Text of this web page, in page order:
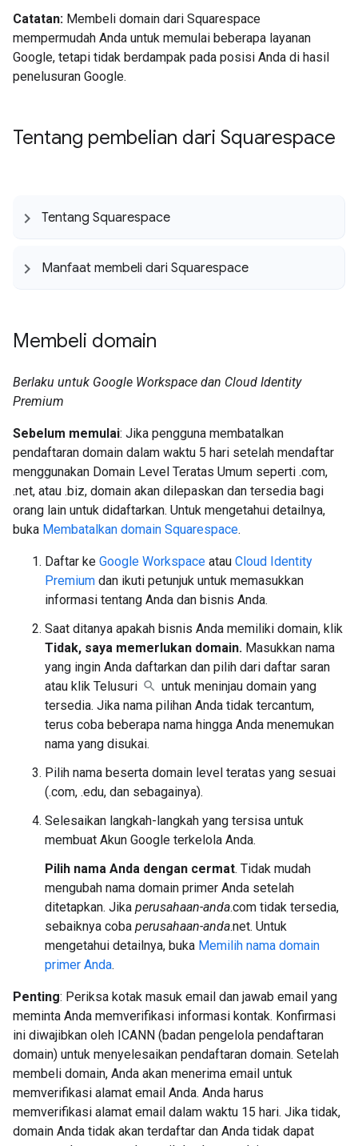
Catatan: Membeli domain dari Squarespace
mempermudah Anda untuk memulai beberapa layanan
Google, tetapi tidak berdampak pada posisi Anda di hasil
penelusuran Google.
Tentang pembelian dari Squarespace
Tentang Squarespace
Manfaat membeli dari Squarespace
Membeli domain
Berlaku untuk Google Workspace dan Cloud Identity
Premium
Sebelum memulai: Jika pengguna membatalkan
pendaftaran domain dalam waktu 5 hari setelah mendaftar
menggunakan Domain Level Teratas Umum seperti .com,
.net, atau .biz, domain akan dilepaskan dan tersedia bagi
orang lain untuk didaftarkan. Untuk mengetahui detailnya,
buka Membatalkan domain Squarespace.
Daftar ke Google Workspace atau Cloud Identity
Premium dan ikuti petunjuk untuk memasukkan
informasi tentang Anda dan bisnis Anda.
Saat ditanya apakah bisnis Anda memiliki domain, klik
Tidak, saya memerlukan domain. Masukkan nama
yang ingin Anda daftarkan dan pilih dari daftar saran
atau klik Telusuri
untuk meninjau domain yang
tersedia. Jika nama pilihan Anda tidak tercantum,
terus coba beberapa nama hingga Anda menemukan
nama yang disukai.
Pilih nama beserta domain level teratas yang sesuai
(.com, .edu, dan sebagainya).
Selesaikan langkah-langkah yang tersisa untuk
membuat Akun Google terkelola Anda.
Pilih nama Anda dengan cermat. Tidak mudah
mengubah nama domain primer Anda setelah
ditetapkan. Jika perusahaan-anda.com tidak tersedia,
sebaiknya coba perusahaan-anda.net. Untuk
mengetahui detailnya, buka Memilih nama domain
primer Anda.
Penting: Periksa kotak masuk email dan jawab email yang
meminta Anda memverifikasi informasi kontak. Konfirmasi
ini diwajibkan oleh ICANN (badan pengelola pendaftaran
domain) untuk menyelesaikan pendaftaran domain. Setelah
membeli domain, Anda akan menerima email untuk
memverifikasi alamat email Anda. Anda harus
memverifikasi alamat email dalam waktu 15 hari. Jika tidak,
domain Anda tidak akan terdaftar dan Anda tidak dapat